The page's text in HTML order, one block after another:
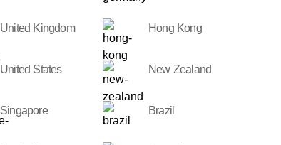
United Kingdom Hong Kong
United States New Zealand
Singapore Brazil